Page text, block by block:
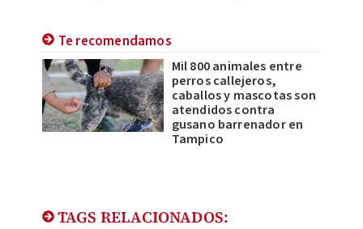
Te recomendamos
Mil 800 animales entre
perros callejeros,
caballos y mascotas son
atendidos contra
gusano barrenador en
Tampico
TAGS RELACIONADOS: